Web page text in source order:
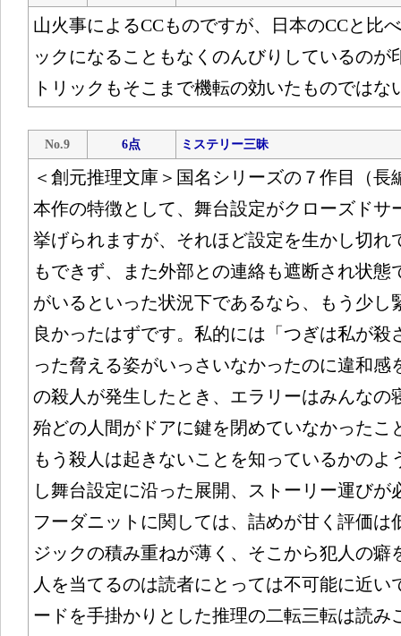
山火事によるCCものですが、日本のCCと比
ックになることもなくのんびりしているのが
トリックもそこまで機転の効いたものではな
No.9 6点 ミステリー三昧
＜創元推理文庫＞国名シリーズの７作目（長
本作の特徴として、舞台設定がクローズドサ
挙げられますが、それほど設定を生かし切れ
もできず、また外部との連絡も遮断され状態
がいるといった状況下であるなら、もう少し
良かったはずです。私的には「つぎは私が殺
った脅える姿がいっさいなかったのに違和感
の殺人が発生したとき、エラリーはみんなの
殆どの人間がドアに鍵を閉めていなかったこ
もう殺人は起きないことを知っているかのよ
し舞台設定に沿った展開、ストーリー運びが
フーダニットに関しては、詰めが甘く評価は
ジックの積み重ねが薄く、そこから犯人の癖
人を当てるのは読者にとっては不可能に近い
ードを手掛かりとした推理の二転三転は読み